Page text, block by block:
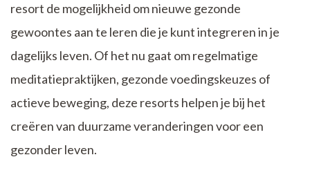
resort de mogelijkheid om nieuwe gezonde
gewoontes aan te leren die je kunt integreren in je
dagelijks leven. Of het nu gaat om regelmatige
meditatiepraktijken, gezonde voedingskeuzes of
actieve beweging, deze resorts helpen je bij het
creëren van duurzame veranderingen voor een
gezonder leven.